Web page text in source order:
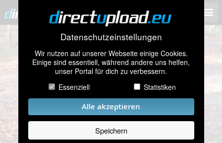
Datenschutzeinstellungen
Wir nutzen auf unserer Webseite einige Cookies.
Einige sind essentiell, während andere uns helfen,
unser Portal für dich zu verbessern.
Essenziell
Statistiken
Alle akzeptieren
Speichern